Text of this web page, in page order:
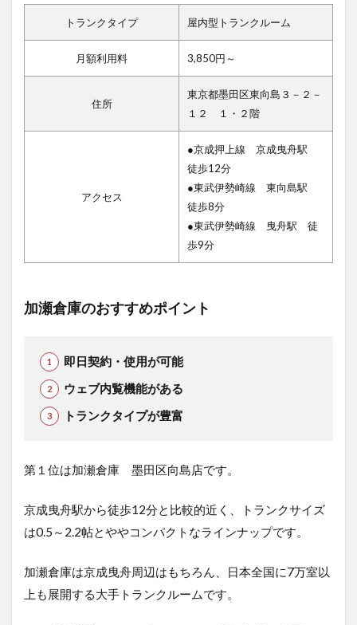
トランクタイプ 屋内型トランクルーム
月額利用料 3,850円～
住所
東京都墨田区東向島３－２－
１２ １・２階
アクセス
●京成押上線 京成曳舟駅
徒歩12分
●東武伊勢崎線 東向島駅
徒歩8分
●東武伊勢崎線 曳舟駅 徒
歩9分
加瀬倉庫のおすすめポイント
即日契約・使用が可能
ウェブ内覧機能がある
トランクタイプが豊富
第１位は加瀬倉庫 墨田区向島店です。
京成曳舟駅から徒歩12分と比較的近く、トランクサイズ
は0.5～2.2帖とややコンパクトなラインナップです。
加瀬倉庫は京成曳舟周辺はもちろん、日本全国に7万室以
上も展開する大手トランクルームです。